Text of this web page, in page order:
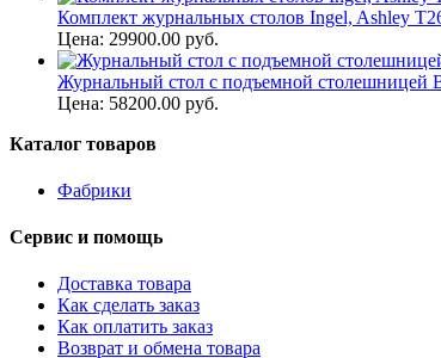
Комплект журнальных столов Ingel, Ashley
Цена: 29900.00 руб.
Журнальный стол с подъемной столешницей
Цена: 58200.00 руб.
Каталог товаров
Фабрики
Сервис и помощь
Доставка товара
Как сделать заказ
Как оплатить заказ
Возврат и обмена товара